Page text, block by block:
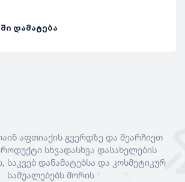
ᲓᲐᲛᲐᲢᲔᲑᲐ
აფთიაქის გვერდზე და შეარჩიეთ
სხვადასხვა დასახელების
საკვებ დანამატებსა და კოსმეტიკურ
საშუალებებს შორის